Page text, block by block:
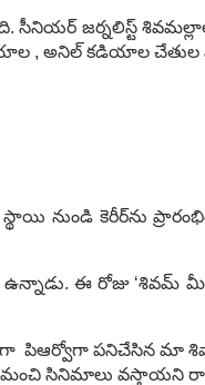
సీనియర్‌ జర్నలిస్ట్‌
, అనిల్‌ కడియాల చేతుల
నుండి కెరీర్‌ను
ఉన్నాడు. ఈ రోజు
పిఆర్వోగా పనిచేసిన మా
సినిమాలు వస్తాయని